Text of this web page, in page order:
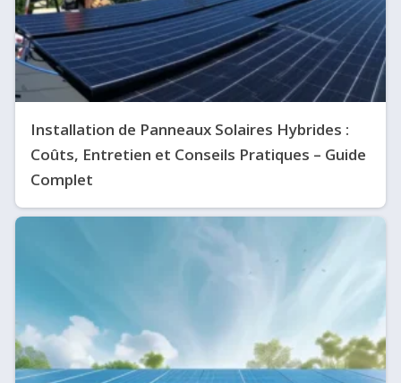
Installation de Panneaux Solaires Hybrides :
Coûts, Entretien et Conseils Pratiques – Guide
Complet